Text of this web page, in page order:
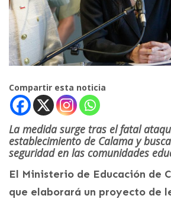
Compartir esta noticia
La medida surge tras el fatal
establecimiento de Calama y
seguridad en las comunidades
El Ministerio de Educación de
que elaborará un proyecto de